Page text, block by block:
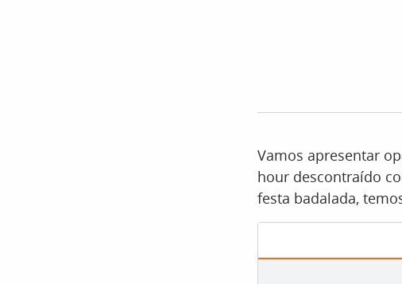
Vamos apresentar
hour descontraído
festa badalada,